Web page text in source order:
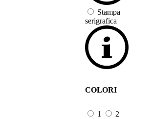
Stampa
serigrafica
COLORI
1
2